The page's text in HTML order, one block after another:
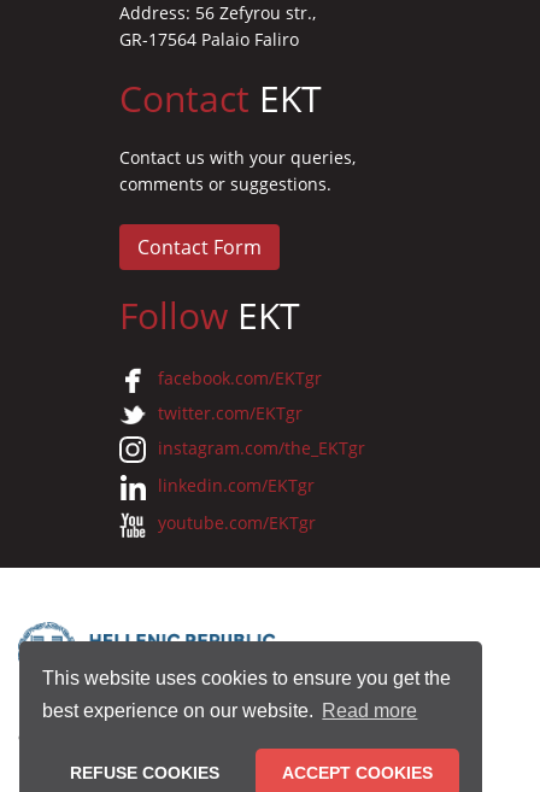
This website uses cookies to ensure you get the
best experience on our website. Read more
REFUSE COOKIES ACCEPT COOKIES
Address: 56 Zefyrou str.,
GR-17564 Palaio Faliro
Contact EKT
Contact us with your queries,
comments or suggestions.
Contact Form
Follow EKT
facebook.com/EKTgr
twitter.com/EKTgr
instagram.com/the_EKTgr
linkedin.com/EKTgr
youtube.com/EKTgr
© 2026 National Documentation Centre